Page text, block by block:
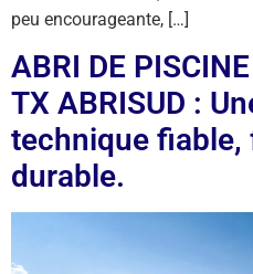
peu encourageante, […]
ABRI DE
TX ABRISUD :
technique fiable,
durable.